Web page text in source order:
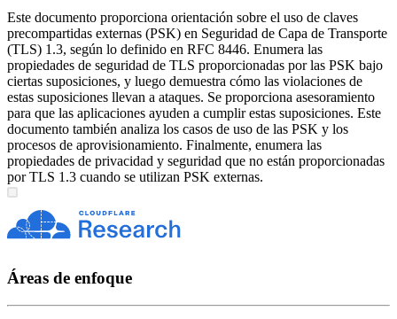
Este documento proporciona orientación sobre el uso de claves
precompartidas externas (PSK) en Seguridad de Capa de Transporte
(TLS) 1.3, según lo definido en RFC 8446. Enumera las
propiedades de seguridad de TLS proporcionadas por las PSK bajo
ciertas suposiciones, y luego demuestra cómo las violaciones de
estas suposiciones llevan a ataques. Se proporciona asesoramiento
para que las aplicaciones ayuden a cumplir estas suposiciones. Este
documento también analiza los casos de uso de las PSK y los
procesos de aprovisionamiento. Finalmente, enumera las
propiedades de privacidad y seguridad que no están proporcionadas
por TLS 1.3 cuando se utilizan PSK externas.
Áreas de enfoque